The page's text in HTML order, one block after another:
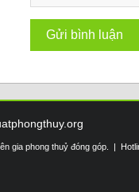
gia phong thuỷ đóng góp. |